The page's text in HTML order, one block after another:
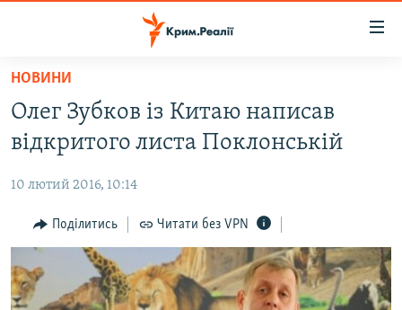
Перейти
основного
матеріалу
Перейти
до
навігації
Перейти
до
пошуку
ВОДА.КРИМ
ВІДЕО ТА ФОТО
ПОЛІТИКА
БЛОГИ
ПОГЛЯД
ІНТЕРВ'Ю
НОВИНИ
Олег Зубков із Китаю написав
відкритого листа Поклонській
10 лютий 2016, 10:14
Поділитись Читати без VPN